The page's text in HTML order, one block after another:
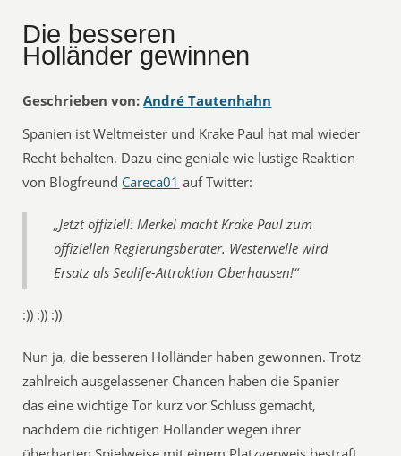
Die besseren
Holländer gewinnen
Geschrieben von: André Tautenhahn
Spanien ist Weltmeister und Krake Paul hat mal wieder
Recht behalten. Dazu eine geniale wie lustige Reaktion
von Blogfreund Careca01 auf Twitter:
„Jetzt offiziell: Merkel macht Krake Paul zum
offiziellen Regierungsberater. Westerwelle wird
Ersatz als Sealife-Attraktion Oberhausen!“
:)) :)) :))
Nun ja, die besseren Holländer haben gewonnen. Trotz
zahlreich ausgelassener Chancen haben die Spanier
das eine wichtige Tor kurz vor Schluss gemacht,
nachdem die richtigen Holländer wegen ihrer